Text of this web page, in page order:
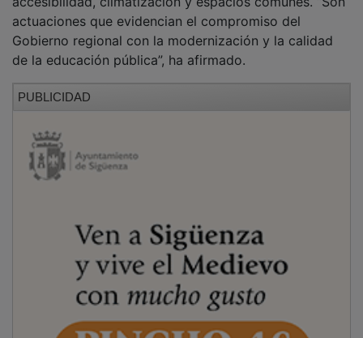
actuaciones que evidencian el compromiso del
Gobierno regional con la modernización y la calidad
de la educación pública”, ha afirmado.